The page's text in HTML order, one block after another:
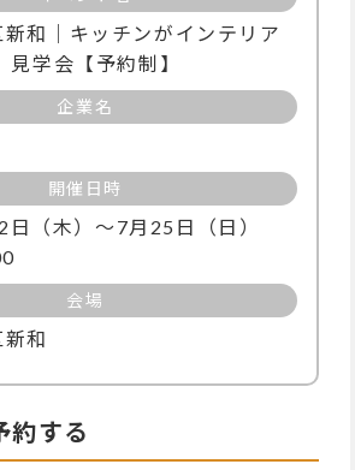
和｜キッチンがインテリア
見学会【予約制】
企業名
開催日時
（木）〜7月25日（日）
会場
和
約する